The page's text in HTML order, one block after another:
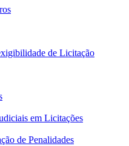
de Licitação
em Licitações
de Penalidades